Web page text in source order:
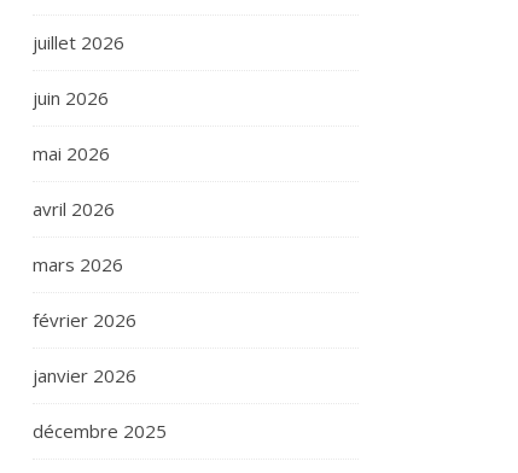
juillet 2026
juin 2026
mai 2026
avril 2026
mars 2026
février 2026
janvier 2026
décembre 2025